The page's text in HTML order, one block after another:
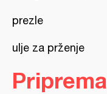
prezle
ulje za prženje
Priprema